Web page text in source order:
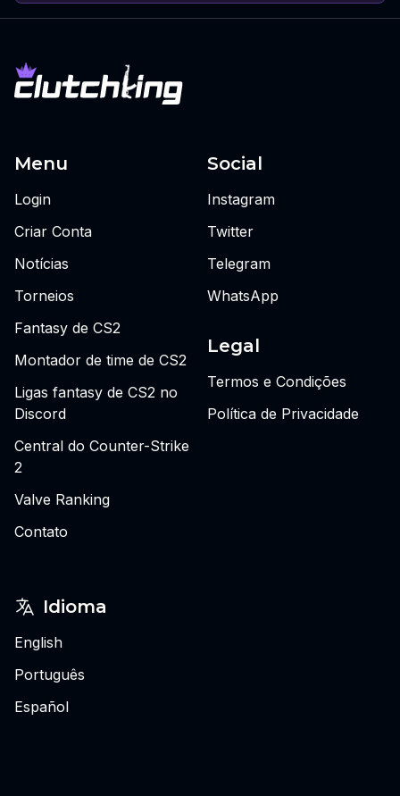
Menu
Login
Criar Conta
Notícias
Torneios
Fantasy de CS2
Montador de time de CS2
Ligas fantasy de CS2 no
Discord
Central do Counter-Strike
2
Valve Ranking
Contato
Social
Instagram
Twitter
Telegram
WhatsApp
Legal
Termos e Condições
Política de Privacidade
Idioma
English
Português
Español